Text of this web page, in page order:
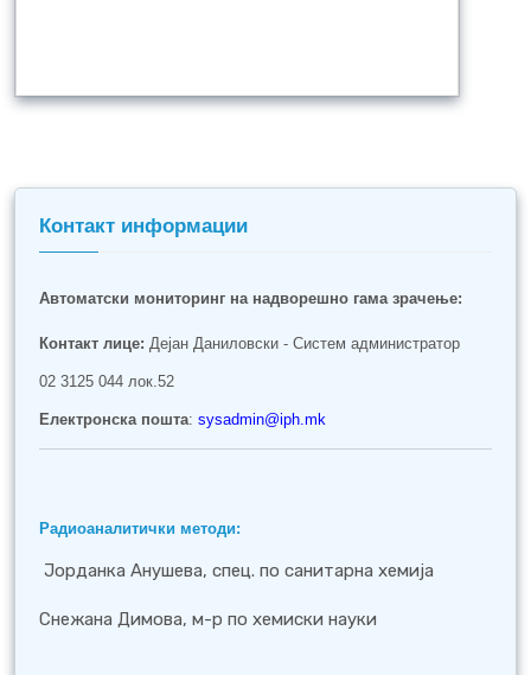
Контакт информации
Автоматски мониторинг на надворешно гама зрачење:
Контакт лице: Дејан Даниловски - Систем администратор
02 3125 044 лок.52
Електронска пошта: sysadmin@iph.mk
Радиоаналитички методи:
Јорданка Анушева, спец. по санитарна хемија
Снежана Димова, м-р по хемиски науки